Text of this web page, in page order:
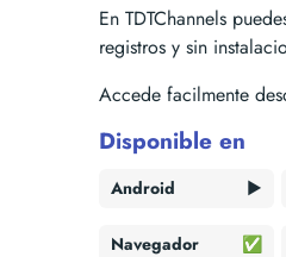
En TDTChannels
registros y sin
Accede facilmente
Disponible en
Android ▶️
Navegador ✅